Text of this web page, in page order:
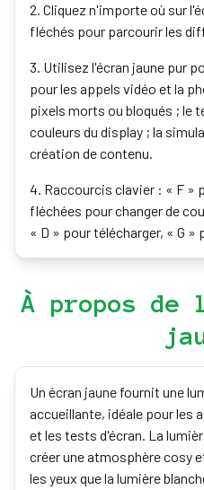
2. Cliquez n'importe où sur
fléchés pour parcourir les
3. Utilisez l'écran jaune pur
pour les appels vidéo et la
pixels morts ou bloqués ; le
couleurs du display ; la
création de contenu.
4. Raccourcis clavier : « F »
fléchées pour changer de
« D » pour télécharger, « G »
À propos
Un écran jaune fournit une
accueillante, idéale pour les
et les tests d'écran. La
créer une atmosphère cosy
les yeux que la lumière